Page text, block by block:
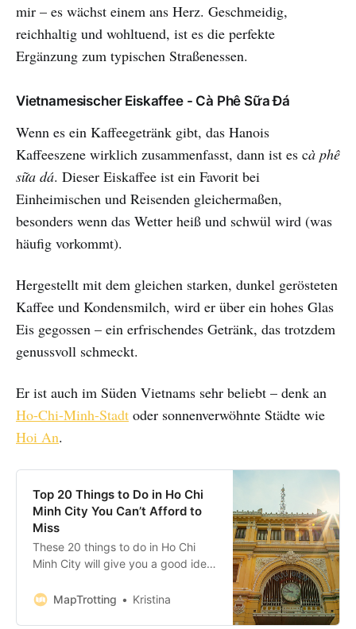
mir – es wächst einem ans Herz. Geschmeidig,
reichhaltig und wohltuend, ist es die perfekte
Ergänzung zum typischen Straßenessen.
Vietnamesischer Eiskaffee - Cà Phê Sữa Đá
Wenn es ein Kaffeegetränk gibt, das Hanois
Kaffeeszene wirklich zusammenfasst, dann ist es cà phê
sữa dá. Dieser Eiskaffee ist ein Favorit bei
Einheimischen und Reisenden gleichermaßen,
besonders wenn das Wetter heiß und schwül wird (was
häufig vorkommt).
Hergestellt mit dem gleichen starken, dunkel gerösteten
Kaffee und Kondensmilch, wird er über ein hohes Glas
Eis gegossen – ein erfrischendes Getränk, das trotzdem
genussvoll schmeckt.
Er ist auch im Süden Vietnams sehr beliebt – denk an
Ho-Chi-Minh-Stadt oder sonnenverwöhnte Städte wie
Hoi An.
Top 20 Things to Do in Ho Chi
Minh City You Can’t Afford to
Miss
These 20 things to do in Ho Chi
Minh City will give you a good idea
Saigon. On this list, you’ll find a
MapTrotting Kristina